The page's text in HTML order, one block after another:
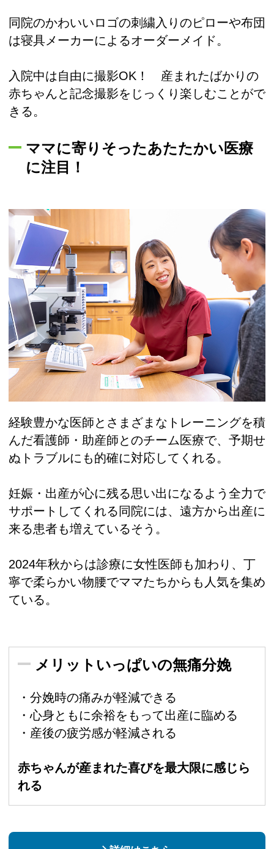
同院のかわいいロゴの刺繍入りのピローや布団
は寝具メーカーによるオーダーメイド。
入院中は自由に撮影OK！ 産まれたばかりの
赤ちゃんと記念撮影をじっくり楽しむことがで
きる。
ママに寄りそったあたたかい医療
に注目！
経験豊かな医師とさまざまなトレーニングを積
んだ看護師・助産師とのチーム医療で、予期せ
ぬトラブルにも的確に対応してくれる。
妊娠・出産が心に残る思い出になるよう全力で
サポートしてくれる同院には、遠方から出産に
来る患者も増えているそう。
2024年秋からは診療に女性医師も加わり、丁
寧で柔らかい物腰でママたちからも人気を集め
ている。
メリットいっぱいの無痛分娩
・分娩時の痛みが軽減できる
・心身ともに余裕をもって出産に臨める
・産後の疲労感が軽減される
赤ちゃんが産まれた喜びを最大限に感じら
れる